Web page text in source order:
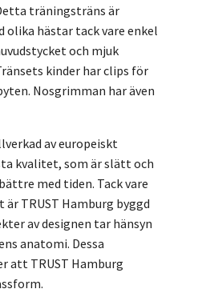
träningsträns är
hästar tack vare enkel
och mjuk
kinder har clips för
Nosgrimman har även
av europeiskt
kvalitet, som är slätt och
med tiden. Tack vare
TRUST Hamburg byggd
av designen tar hänsyn
anatomi. Dessa
att TRUST Hamburg